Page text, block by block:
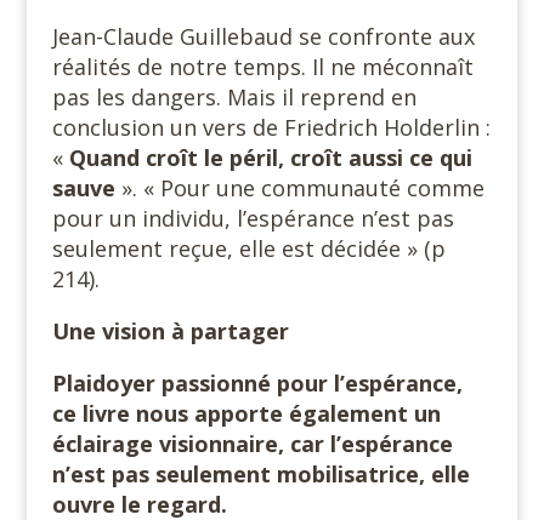
Jean-Claude Guillebaud se confronte aux
réalités de notre temps. Il ne méconnaît
pas les dangers. Mais il reprend en
conclusion un vers de Friedrich Holderlin :
« Quand croît le péril, croît aussi ce qui
sauve ». « Pour une communauté comme
pour un individu, l’espérance n’est pas
seulement reçue, elle est décidée » (p
214).
Une vision à partager
Plaidoyer passionné pour l’espérance,
ce livre nous apporte également un
éclairage visionnaire, car l’espérance
n’est pas seulement mobilisatrice, elle
ouvre le regard.